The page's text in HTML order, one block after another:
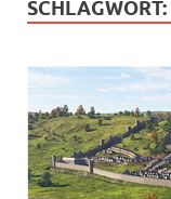
SCHLAGWORT: